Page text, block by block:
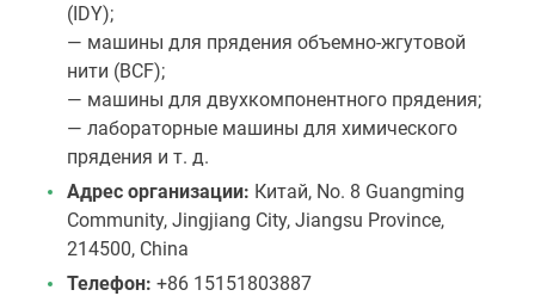
(IDY);
— машины для прядения объемно-жгутовой
нити (BCF);
— машины для двухкомпонентного прядения;
— лабораторные машины для химического
прядения и т. д.
Адрес организации: Китай, No. 8 Guangming
Community, Jingjiang City, Jiangsu Province,
214500, China
Телефон: +86 15151803887